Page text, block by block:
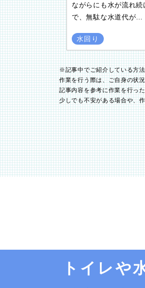
ながらにも水が流れ
で、無駄な水道代が…
水回り
※記事中でご紹介している方
作業を行う際は、ご自身の状
記事内容を参考に作業を行っ
少しでも不安がある場合や、
トイレや